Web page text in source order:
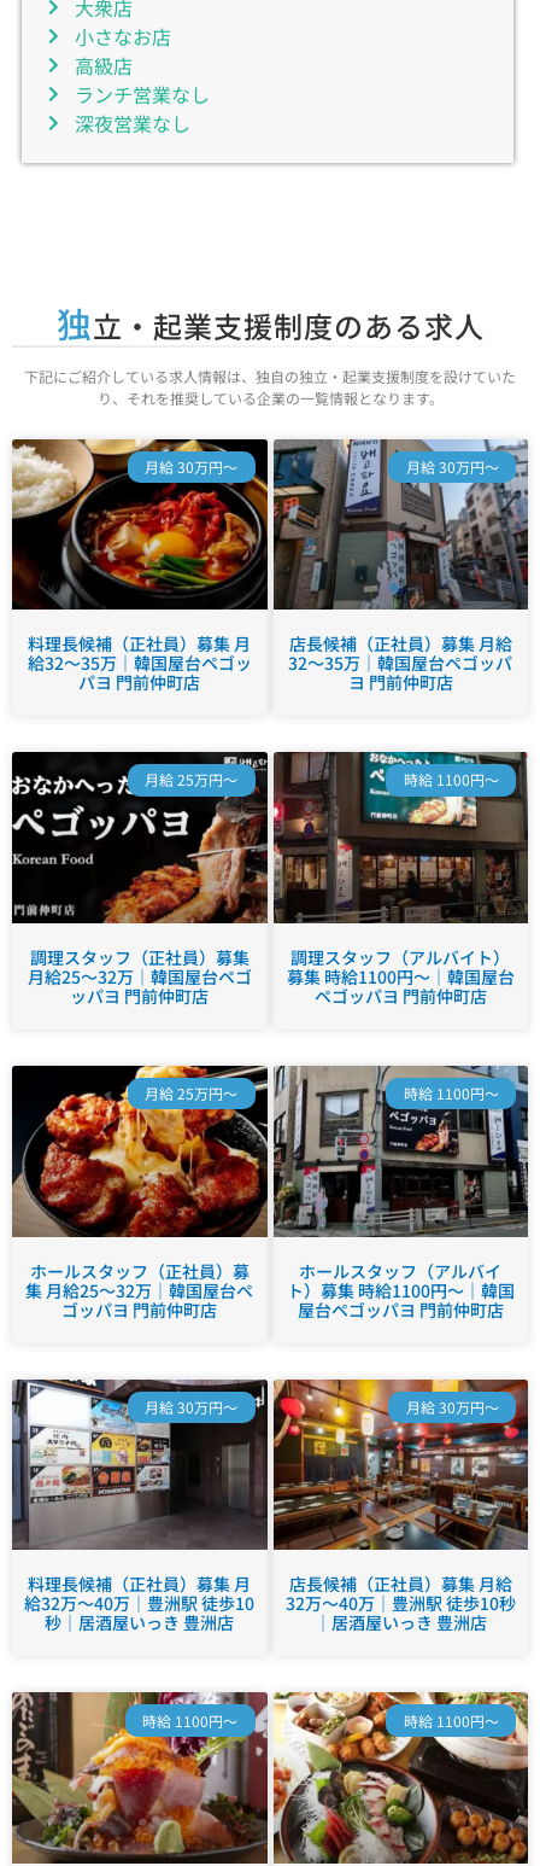
大衆店
小さなお店
高級店
ランチ営業なし
深夜営業なし
独立・起業支援制度のある求人
下記にご紹介している求人情報は、独自の独立・起業支援制度を設けていた
り、それを推奨している企業の一覧情報となります。
月給 30万円～
料理長候補（正社員）募集 月
給32～35万｜韓国屋台ペゴッ
パヨ 門前仲町店
月給 30万円～
店長候補（正社員）募集 月給
32～35万｜韓国屋台ペゴッパ
ヨ 門前仲町店
月給 25万円～
調理スタッフ（正社員）募集
月給25～32万｜韓国屋台ペゴ
ッパヨ 門前仲町店
時給 1100円～
調理スタッフ（アルバイト）
募集 時給1100円～｜韓国屋台
ペゴッパヨ 門前仲町店
月給 25万円～
ホールスタッフ（正社員）募
集 月給25～32万｜韓国屋台ペ
ゴッパヨ 門前仲町店
時給 1100円～
ホールスタッフ（アルバイ
ト）募集 時給1100円～｜韓国
屋台ペゴッパヨ 門前仲町店
月給 30万円～
料理長候補（正社員）募集 月
給32万～40万｜豊洲駅 徒歩10
秒｜居酒屋いっき 豊洲店
月給 30万円～
店長候補（正社員）募集 月給
32万～40万｜豊洲駅 徒歩10秒
｜居酒屋いっき 豊洲店
時給 1100円～ 時給 1100円～